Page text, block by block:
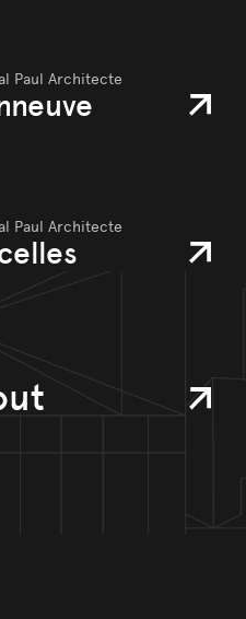
Paul Architecte
Paul Architecte